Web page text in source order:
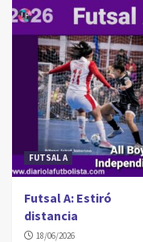
FUTSAL A
Futsal A: Estiró
distancia
18/06/2026